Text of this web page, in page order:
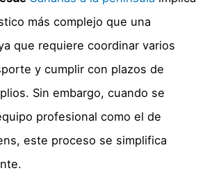
más complejo que una
que requiere coordinar varios
y cumplir con plazos de
Sin embargo, cuando se
profesional como el de
este proceso se simplifica